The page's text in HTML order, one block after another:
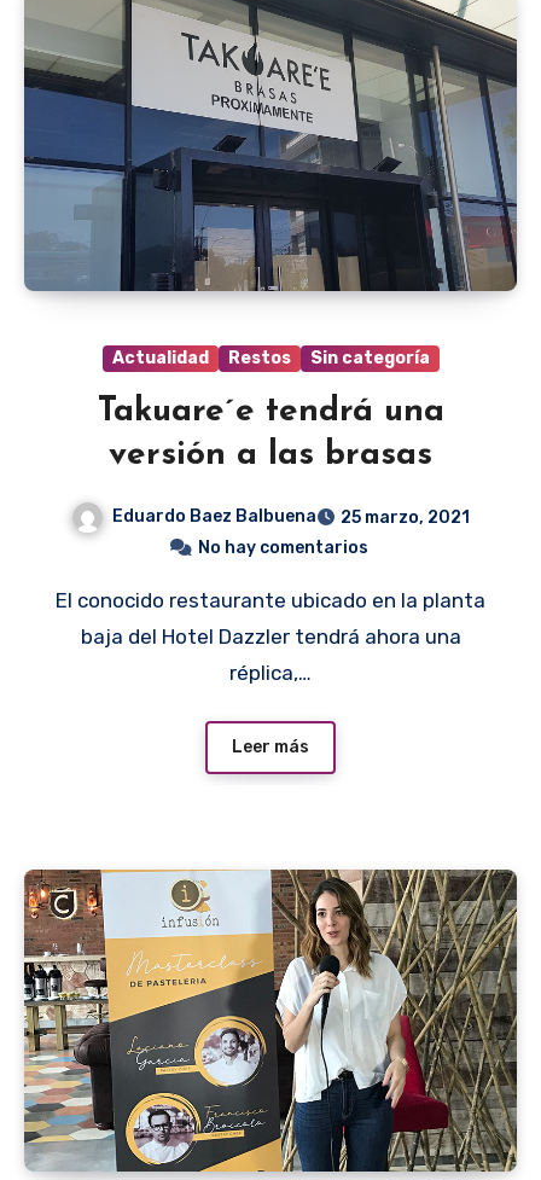
Actualidad Restos Sin categoría
Takuare´e tendrá una
versión a las brasas
Eduardo Baez Balbuena
25 marzo, 2021
No hay comentarios
El conocido restaurante ubicado en la planta
baja del Hotel Dazzler tendrá ahora una
réplica,…
Leer más